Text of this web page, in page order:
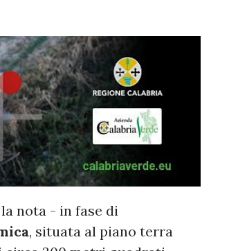
nota - in fase di
, situata al piano terra